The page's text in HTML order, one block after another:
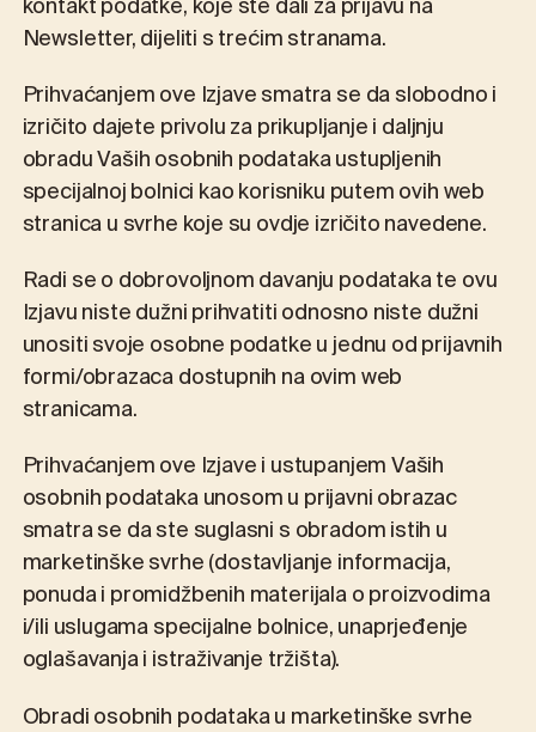
kontakt podatke, koje ste dali za prijavu na
Newsletter, dijeliti s trećim stranama.
Prihvaćanjem ove Izjave smatra se da slobodno i
izričito dajete privolu za prikupljanje i daljnju
obradu Vaših osobnih podataka ustupljenih
specijalnoj bolnici kao korisniku putem ovih web
stranica u svrhe koje su ovdje izričito navedene.
Radi se o dobrovoljnom davanju podataka te ovu
Izjavu niste dužni prihvatiti odnosno niste dužni
unositi svoje osobne podatke u jednu od prijavnih
formi/obrazaca dostupnih na ovim web
stranicama.
Prihvaćanjem ove Izjave i ustupanjem Vaših
osobnih podataka unosom u prijavni obrazac
smatra se da ste suglasni s obradom istih u
marketinške svrhe (dostavljanje informacija,
ponuda i promidžbenih materijala o proizvodima
i/ili uslugama specijalne bolnice, unaprjeđenje
oglašavanja i istraživanje tržišta).
Obradi osobnih podataka u marketinške svrhe